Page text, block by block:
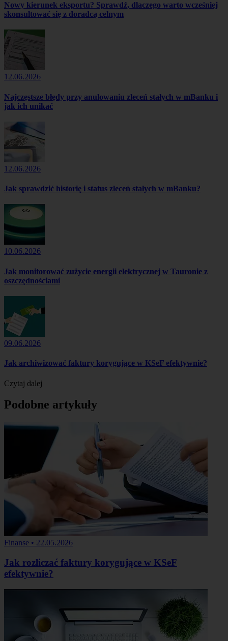
Nowy kierunek eksportu? Sprawdź, dlaczego warto wcześniej
skonsultować się z doradcą celnym
12.06.2026
Najczęstsze błędy przy anulowaniu zleceń stałych w mBanku i
jak ich unikać
12.06.2026
Jak sprawdzić historię i status zleceń stałych w mBanku?
10.06.2026
Jak monitorować zużycie energii elektrycznej w Tauronie z
oszczędnościami
09.06.2026
Jak archiwizować faktury korygujące w KSeF efektywnie?
Czytaj dalej
Podobne artykuły
Finanse • 22.05.2026
Jak rozliczać faktury korygujące w KSeF
efektywnie?